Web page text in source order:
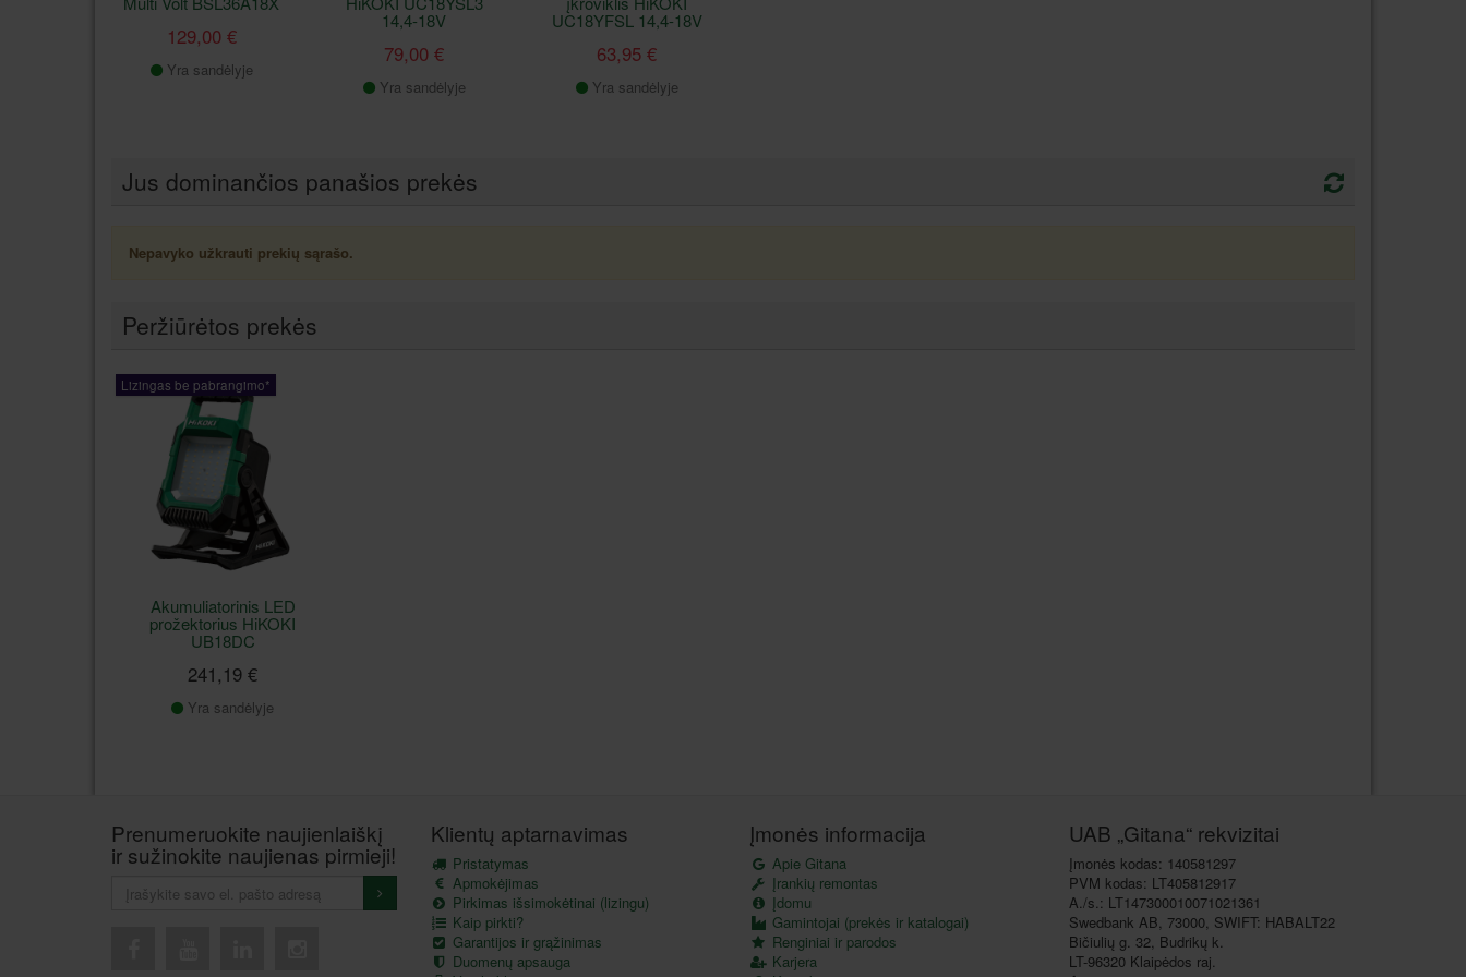
129,00 €
Yra sandėlyje
14,4-18V
79,00 €
Yra sandėlyje
UC18YFSL 14,4-18V
63,95 €
Yra sandėlyje
Jus dominančios panašios prekės
Nepavyko užkrauti prekių sąrašo.
Peržiūrėtos prekės
Lizingas be pabrangimo*
Akumuliatorinis LED
prožektorius HiKOKI
UB18DC
241,19 €
Yra sandėlyje
Prenumeruokite naujienlaiškį
ir sužinokite naujienas pirmieji!
Klientų aptarnavimas
Pristatymas
Apmokėjimas
Pirkimas išsimokėtinai (lizingu)
Kaip pirkti?
Garantijos ir grąžinimas
Duomenų apsauga
Įmonės informacija
Apie Gitana
Įrankių remontas
Įdomu
Gamintojai (prekės ir katalogai)
Renginiai ir parodos
Karjera
UAB „Gitana“ rekvizitai
Įmonės kodas: 140581297
PVM kodas: LT405812917
A./s.: LT147300010071021361
Swedbank AB, 73000, SWIFT: HABALT22
Bičiulių g. 32, Budrikų k.
LT-96320 Klaipėdos raj.